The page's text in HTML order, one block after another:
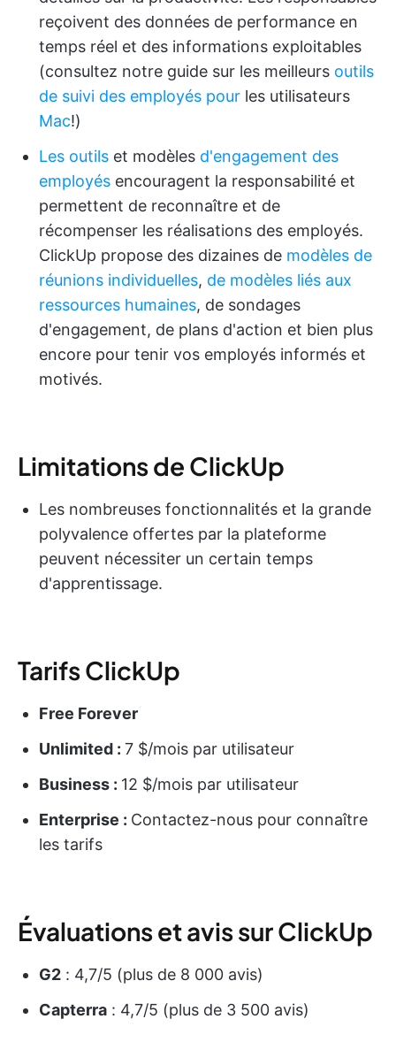
reçoivent des données de performance en
temps réel et des informations exploitables
(consultez notre guide sur les meilleurs outils
de suivi des employés pour les utilisateurs
Mac!)
Les outils et modèles d'engagement des
employés encouragent la responsabilité et
permettent de reconnaître et de
récompenser les réalisations des employés.
ClickUp propose des dizaines de modèles de
réunions individuelles, de modèles liés aux
ressources humaines, de sondages
d'engagement, de plans d'action et bien plus
encore pour tenir vos employés informés et
motivés.
Limitations de ClickUp
Les nombreuses fonctionnalités et la grande
polyvalence offertes par la plateforme
peuvent nécessiter un certain temps
d'apprentissage.
Tarifs ClickUp
Free Forever
Unlimited : 7 $/mois par utilisateur
Business : 12 $/mois par utilisateur
Enterprise : Contactez-nous pour connaître
les tarifs
Évaluations et avis sur ClickUp
G2 : 4,7/5 (plus de 8 000 avis)
Capterra : 4,7/5 (plus de 3 500 avis)